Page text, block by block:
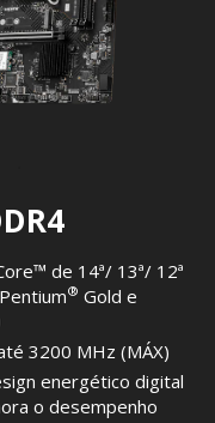
de 14ª/ 13ª/ 12ª
Pentium® Gold e
3200 MHz (MÁX)
energético digital
o desempenho